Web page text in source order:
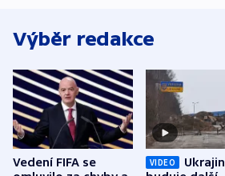
Výběr redakce
Vedení FIFA se
VIDEO